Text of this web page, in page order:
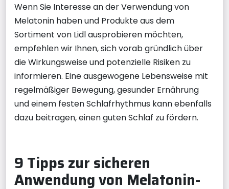
Wenn Sie Interesse an der Verwendung von
Melatonin haben und Produkte aus dem
Sortiment von Lidl ausprobieren möchten,
empfehlen wir Ihnen, sich vorab gründlich über
die Wirkungsweise und potenzielle Risiken zu
informieren. Eine ausgewogene Lebensweise mit
regelmäßiger Bewegung, gesunder Ernährung
und einem festen Schlafrhythmus kann ebenfalls
dazu beitragen, einen guten Schlaf zu fördern.
9 Tipps zur sicheren
Anwendung von Melatonin-